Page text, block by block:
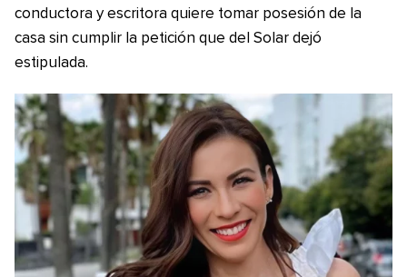
conductora y escritora quiere tomar posesión de la
casa sin cumplir la petición que del Solar dejó
estipulada.